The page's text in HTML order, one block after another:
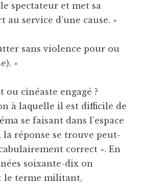
spectateur et met sa
au service d’une cause. »
sans violence pour ou
»
cinéaste engagé ?
à laquelle il est difficile de
se faisant dans l’espace
la réponse se trouve peut-
correct ». En
soixante-dix on
le terme militant,